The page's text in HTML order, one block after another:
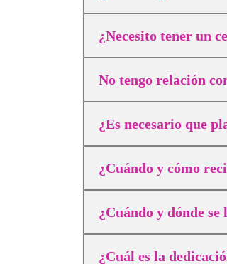
¿Necesito tener un
No tengo relación
¿Es necesario que
¿Cuándo y cómo
¿Cuándo y dónde
¿Cuál es la